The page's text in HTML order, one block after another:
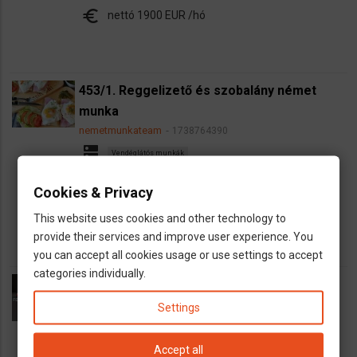
euro nettó 1900 EUR /hó
453/1. Reggelizető és szobalány német
munka
nemetmunkateam 1738764390
dns Vendéglátós munkák
euro
Felszolgáló német munka Chiemsee parti
nemetmunkateam 1723013278
Vendéglátós munkák
Cookies & Privacy
This website uses cookies and other technology to
provide their services and improve user experience. You
you can accept all cookies usage or use settings to accept
categories individually.
Settings
Accept all